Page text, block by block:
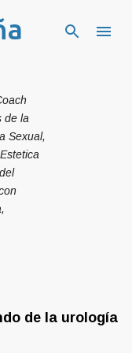
de la
Sexual,
de la urología